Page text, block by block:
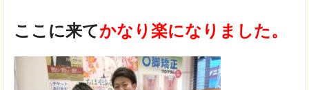
ここに来てかなり楽になりました。